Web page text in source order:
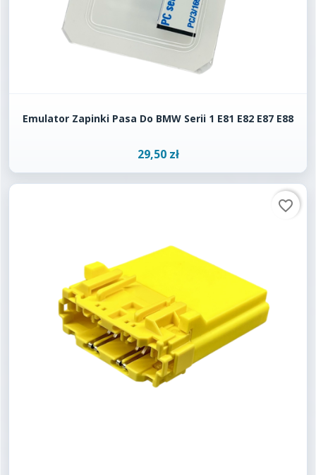
Emulator Zapinki Pasa Do BMW Serii 1 E81 E82 E87 E88
29,50 zł
favorite_border